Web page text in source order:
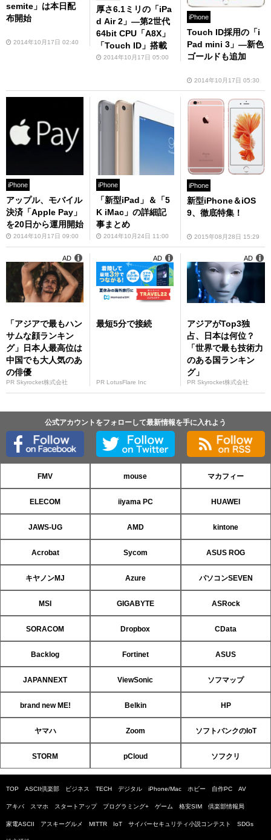
semite」は本日配
布開始
2014年10月17日 02:40
厚さ6.1ミリの「iPa
d Air 2」―第2世代
64bit CPU「A8X」
「Touch ID」搭載
2014年10月17日 05:00
iPhone
Touch ID採用の「i
Pad mini 3」―新色
ゴールドも追加
2014年10月17日 05:30
iPhone
アップル、モバイル
決済「Apple Pay」
を20日から運用開始
2014年10月17日 09:00
iPhone
「新型iPad」＆「5
K iMac」の詳細記
事まとめ
2014年10月24日 11:00
iPhone
新型iPhone＆iOS
9、徹底特集！
2015年08月28日 15:29
「アジアで最もハン
サムな顔ランキン
グ」日本人最高位は
中国でも大人気のあ
の俳優
PR Skyrocket株式会社
AD
最短5分で接続
PR LotusFlare Inc
AD
アジアがTop3独
占、日本は何位？
「世界で最も技術力
のある国ランキン
グ」
PR Skyrocket株式会社
AD
公式アカウントをフォローして最新情報を手に入れよう
FMV mouse マカフィー
ELECOM iiyama PC HUAWEI
JAWS-UG AMD kintone
Acrobat Sycom ASUS ROG
キヤノンMJ Azure パソコンSEVEN
MSI GIGABYTE ASRock
SORACOM Dropbox CData
Backlog Fortinet ASUS
JAPANNEXT ViewSonic ソフマップ
brand new ME! Belkin HP
ヤマハ Zoom ソフトバンクのIoT
STORM pCloud ソフクリ
TOP ASCII倶楽部 ビジネス TECH デジタル iPhone/Mac ホビー 自作PC AV
アキバ スマホ スタートアップ プログラミング+ ゲーム 格安SIM 倶楽部情報局
家電ASCII アスキーグルメ MITTR IoT サイバーセキュリティ小説コンテスト SDGs